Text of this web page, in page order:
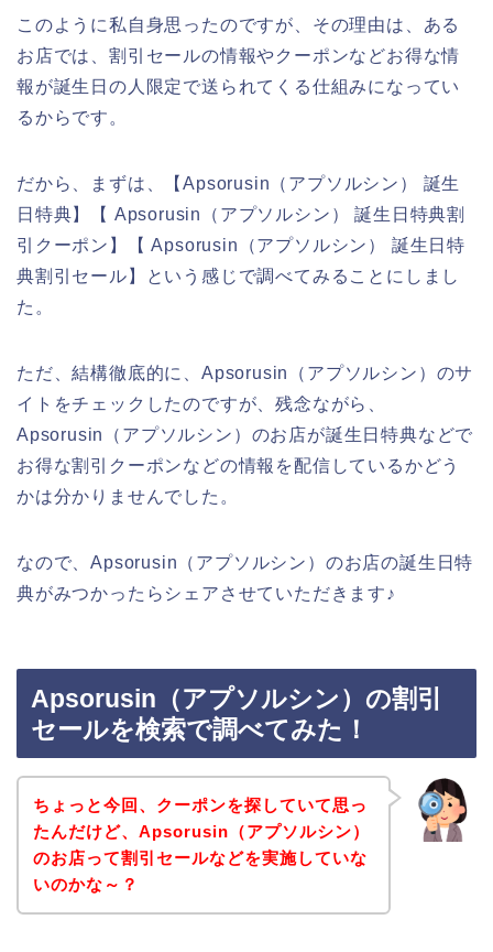
このように私自身思ったのですが、その理由は、ある
お店では、割引セールの情報やクーポンなどお得な情
報が誕生日の人限定で送られてくる仕組みになってい
るからです。
だから、まずは、【Apsorusin（アプソルシン） 誕生
日特典】【 Apsorusin（アプソルシン） 誕生日特典割
引クーポン】【 Apsorusin（アプソルシン） 誕生日特
典割引セール】という感じで調べてみることにしまし
た。
ただ、結構徹底的に、Apsorusin（アプソルシン）のサ
イトをチェックしたのですが、残念ながら、
Apsorusin（アプソルシン）のお店が誕生日特典などで
お得な割引クーポンなどの情報を配信しているかどう
かは分かりませんでした。
なので、Apsorusin（アプソルシン）のお店の誕生日特
典がみつかったらシェアさせていただきます♪
Apsorusin（アプソルシン）の割引
セールを検索で調べてみた！
ちょっと今回、クーポンを探していて思っ
たんだけど、Apsorusin（アプソルシン）
のお店って割引セールなどを実施していな
いのかな～？